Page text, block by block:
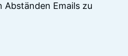
Abständen Emails zu